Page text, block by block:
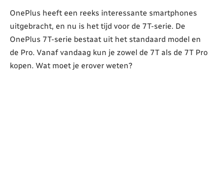
OnePlus heeft een reeks interessante smartphones
uitgebracht, en nu is het tijd voor de 7T-serie. De
OnePlus 7T-serie bestaat uit het standaard model en
de Pro. Vanaf vandaag kun je zowel de 7T als de 7T Pro
kopen. Wat moet je erover weten?